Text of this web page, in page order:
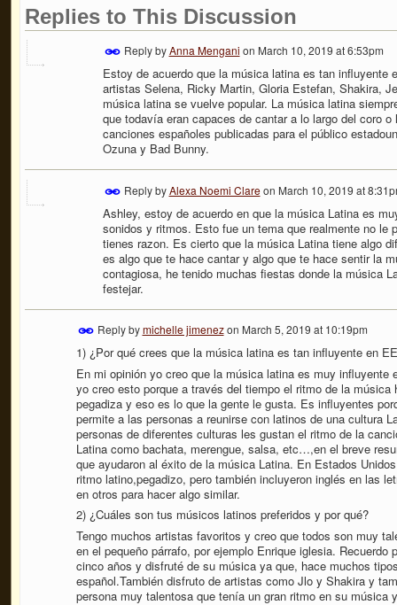
Replies to This Discussion
Reply byAnna Mengani on March 10, 2019 at 6:53pm
Estoy de acuerdo que la música latina es tan influyente
artistas Selena, Ricky Martin, Gloria Estefan, Shakira,
música latina se vuelve popular. La música latina
que todavía eran capaces de cantar a lo largo del coro
canciones españoles publicadas para el público
Ozuna y Bad Bunny.
Reply by Alexa Noemi Clareon March 10, 2019 at
Ashley, estoy de acuerdo en que la música Latina es
sonidos y ritmos. Esto fue un tema que realmente no le
tienes razon. Es cierto que la música Latina tiene algo
es algo que te hace cantar y algo que te hace sentir la
contagiosa, he tenido muchas fiestas donde la música
festejar.
Reply bymichelle jimenezon March 5, 2019 at 10:19pm
1) ¿Por qué crees que la música latina es tan influyente en
En mi opinión yo creo que la música latina es muy
yo creo esto porque a través del tiempo el ritmo de la
pegadiza y eso es lo que la gente le gusta. Es influyentes
permite a las personas a reunirse con latinos de una cultura
personas de diferentes culturas les gustan el ritmo de la
Latina como bachata, merengue, salsa, etc…,en el breve
que ayudaron al éxito de la música Latina. En Estados
ritmo latino,pegadizo, pero también incluyeron inglés en las
en otros para hacer algo similar.
2) ¿Cuáles son tus músicos latinos preferidos y por qué?
Tengo muchos artistas favoritos y creo que todos son muy
en el pequeño párrafo, por ejemplo Enrique iglesia.
cinco años y disfruté de su música ya que, hace muchos
español.También disfruto de artistas como Jlo y Shakira y
persona muy talentosa que tenía un gran ritmo en su